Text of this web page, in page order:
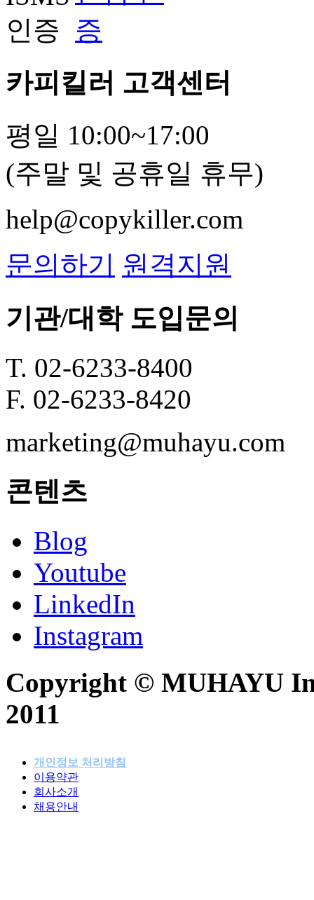
카피킬러 고객센터
평일 10:00~17:00
(주말 및 공휴일 휴무)
help@copykiller.com
문의하기 원격지원
기관/대학 도입문의
T. 02-6233-8400
F. 02-6233-8420
marketing@muhayu.com
콘텐츠
Blog
Youtube
LinkedIn
Instagram
Copyright © MUHAYU
2011
개인정보 처리방침
이용약관
회사소개
채용안내